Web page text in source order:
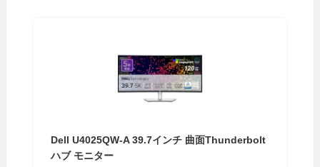
Dell U4025QW-A 39.7インチ 曲面Thunderbolt
ハブ モニター